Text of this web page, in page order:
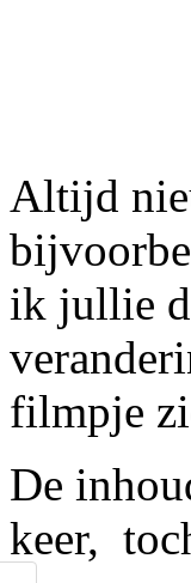
Altijd
ik jullie
filmpje
De
keer,